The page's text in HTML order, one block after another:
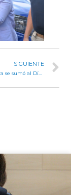
SIGUIENTE
La Legislatura se sumó al Día Mundial del Síndrome de Phelan Mc Dermid